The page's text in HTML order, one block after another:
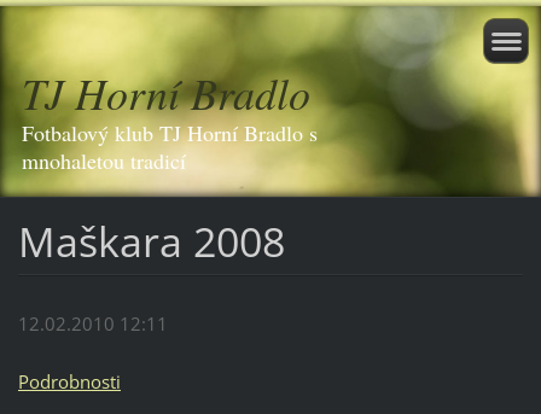
TJ Horní Bradlo
Fotbalový klub TJ Horní Bradlo s
mnohaletou tradicí
Maškara 2008
12.02.2010 12:11
Podrobnosti